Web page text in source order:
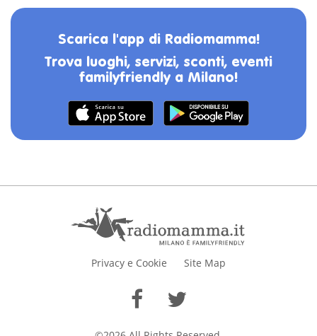
Scarica l'app di Radiomamma!
Trova luoghi, servizi, sconti, eventi
familyfriendly a Milano!
Privacy e Cookie Site Map